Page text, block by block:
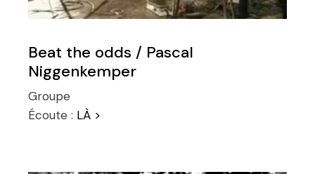
Beat the odds / Pascal
Niggenkemper
Groupe
Écoute : LÀ >